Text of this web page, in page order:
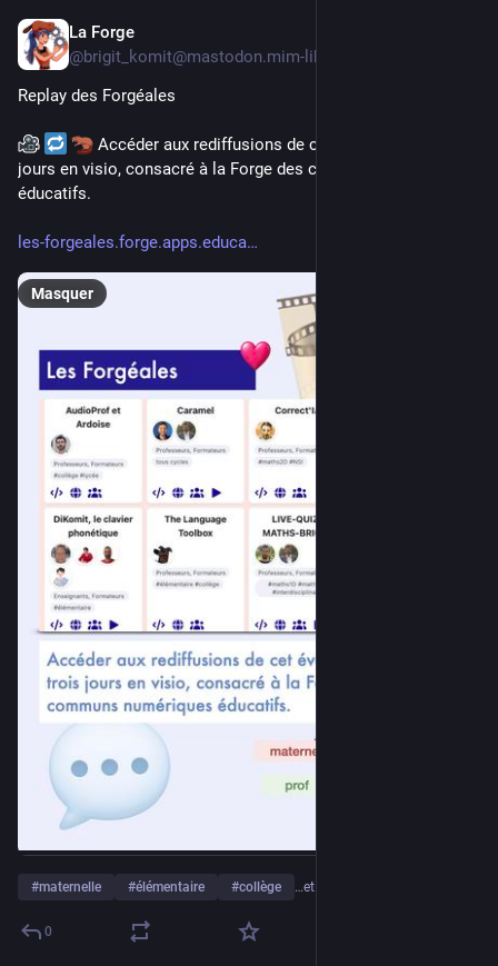
La Forge
@brigit_komit@mastodon.mim-libre.fr
Replay des Forgéales
Accéder aux rediffusions de cet événement de trois
jours en visio, consacré à la Forge des communs numériques
éducatifs.
les-forgeales.forge.apps.educa
Masquer
#maternelle #élémentaire #collège …et 4 de plus
0